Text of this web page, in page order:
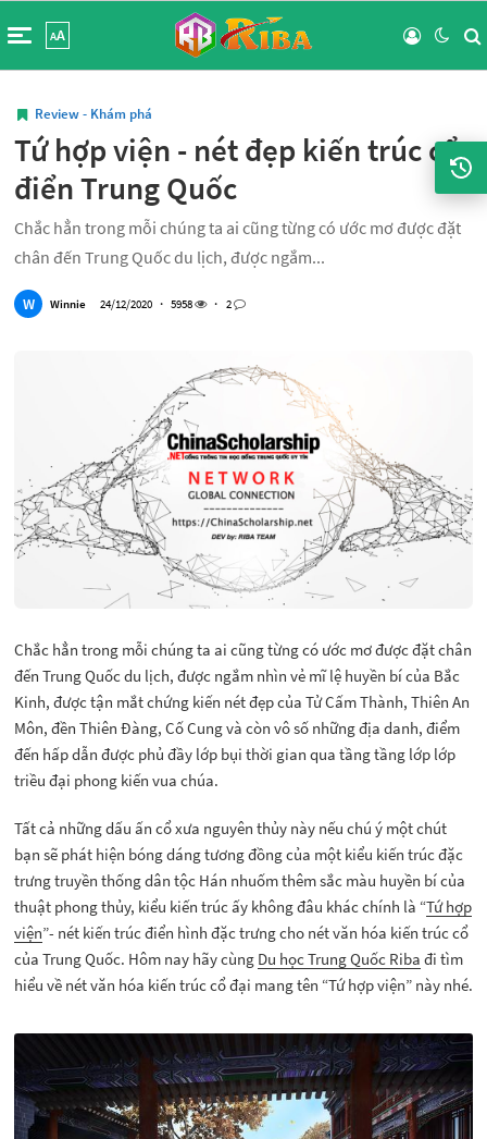
AA
Review - Khám phá
Tứ hợp viện - nét đẹp kiến trúc cổ
điển Trung Quốc
Chắc hẳn trong mỗi chúng ta ai cũng từng có ước mơ được đặt
chân đến Trung Quốc du lịch, được ngắm...
W Winnie 24/12/2020 ・ 5958 ・ 2
Chắc hẳn trong mỗi chúng ta ai cũng từng có ước mơ được đặt chân
đến Trung Quốc du lịch, được ngắm nhìn vẻ mĩ lệ huyền bí của Bắc
Kinh, được tận mắt chứng kiến nét đẹp của Tử Cấm Thành, Thiên An
Môn, đền Thiên Đàng, Cố Cung và còn vô số những địa danh, điểm
đến hấp dẫn được phủ đầy lớp bụi thời gian qua tầng tầng lớp lớp
triều đại phong kiến vua chúa.
Tất cả những dấu ấn cổ xưa nguyên thủy này nếu chú ý một chút
bạn sẽ phát hiện bóng dáng tương đồng của một kiểu kiến trúc đặc
trưng truyền thống dân tộc Hán nhuốm thêm sắc màu huyền bí của
thuật phong thủy, kiểu kiến trúc ấy không đâu khác chính là “Tứ hợp
viện”- nét kiến trúc điển hình đặc trưng cho nét văn hóa kiến trúc cổ
của Trung Quốc. Hôm nay hãy cùng Du học Trung Quốc Riba đi tìm
hiểu về nét văn hóa kiến trúc cổ đại mang tên “Tứ hợp viện” này nhé.